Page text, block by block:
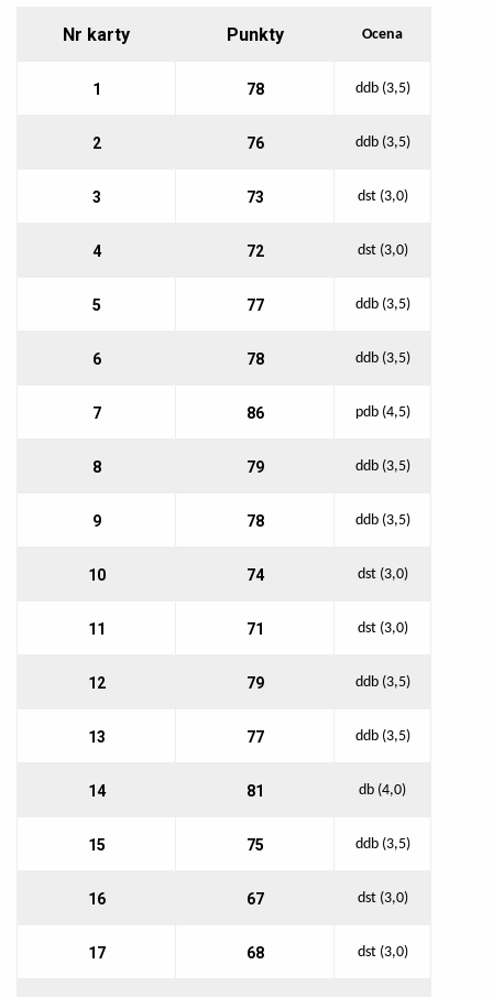
Nr karty Punkty Ocena
1 78 ddb (3,5)
2 76 ddb (3,5)
3 73 dst (3,0)
4 72 dst (3,0)
5 77 ddb (3,5)
6 78 ddb (3,5)
7 86 pdb (4,5)
8 79 ddb (3,5)
9 78 ddb (3,5)
10 74 dst (3,0)
11 71 dst (3,0)
12 79 ddb (3,5)
13 77 ddb (3,5)
14 81 db (4,0)
15 75 ddb (3,5)
16 67 dst (3,0)
17 68 dst (3,0)